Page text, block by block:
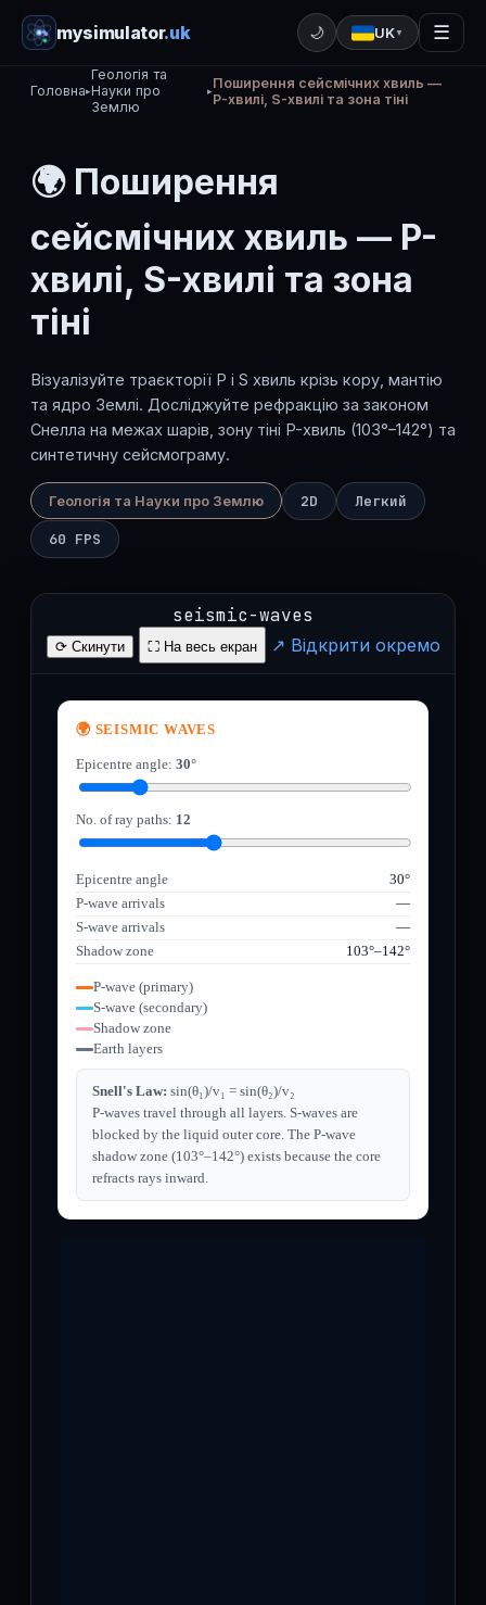
mysimulator.uk 🌙 UK ▼ ☰
Головна▸
Геологія та
Науки про
Землю
▸Поширення сейсмічних хвиль —
P-хвилі, S-хвилі та зона тіні
🌍 Поширення
сейсмічних хвиль — P-
хвилі, S-хвилі та зона
тіні
Візуалізуйте траєкторії P і S хвиль крізь кору, мантію
та ядро Землі. Досліджуйте рефракцію за законом
Снелла на межах шарів, зону тіні P-хвиль (103°–142°) та
синтетичну сейсмограму.
Геологія та Науки про Землю 2D Легкий
60 FPS
seismic-waves
⟳ Скинути ⛶ На весь екран ↗ Відкрити окремо